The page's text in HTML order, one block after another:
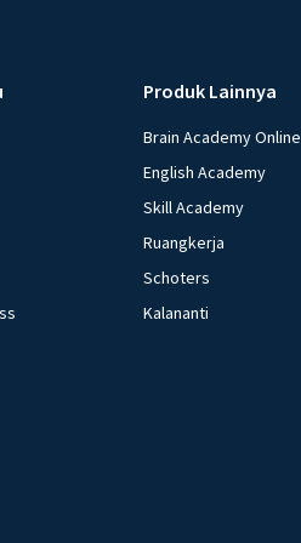
Produk Lainnya
Brain Academy Online
English Academy
Skill Academy
Ruangkerja
Schoters
Kalananti